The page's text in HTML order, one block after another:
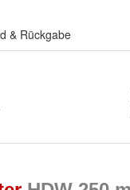
& Rückgabe